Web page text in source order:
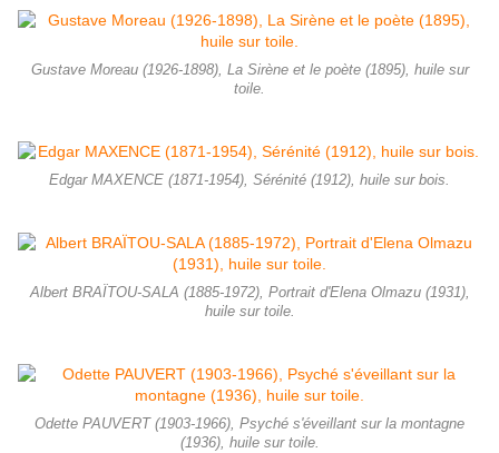
Gustave Moreau (1926-1898), La Sirène et le poète (1895), huile sur
toile.
Edgar MAXENCE (1871-1954), Sérénité (1912), huile sur bois.
Albert BRAÏTOU-SALA (1885-1972), Portrait d'Elena Olmazu (1931),
huile sur toile.
Odette PAUVERT (1903-1966), Psyché s'éveillant sur la montagne
(1936), huile sur toile.